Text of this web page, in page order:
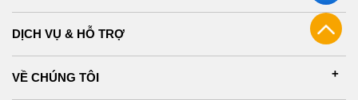
DỊCH VỤ & HỖ TRỢ
VỀ CHÚNG TÔI